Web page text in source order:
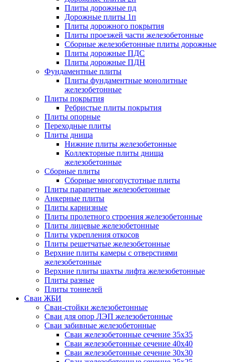
Плиты дорожные пд
Дорожные плиты 1п
Плиты дорожного покрытия
Плиты проезжей части железобетонные
Сборные железобетонные плиты дорожные
Плиты дорожные ПДС
Плиты дорожные ПДН
Фундаментные плиты
Плиты фундаментные монолитные
железобетонные
Плиты покрытия
Ребристые плиты покрытия
Плиты опорные
Переходные плиты
Плиты днища
Нижние плиты железобетонные
Коллекторные плиты днища
железобетонные
Сборные плиты
Сборные многопустотные плиты
Плиты парапетные железобетонные
Анкерные плиты
Плиты карнизные
Плиты пролетного строения железобетонные
Плиты лицевые железобетонные
Плиты укрепления откосов
Плиты решетчатые железобетонные
Верхние плиты камеры с отверстиями
железобетонные
Верхние плиты шахты лифта железобетонные
Плиты разные
Плиты тоннелей
Сваи ЖБИ
Сваи-стойки железобетонные
Сваи для опор ЛЭП железобетонные
Сваи забивные железобетонные
Сваи железобетонные сечение 35x35
Сваи железобетонные сечение 40x40
Сваи железобетонные сечение 30x30